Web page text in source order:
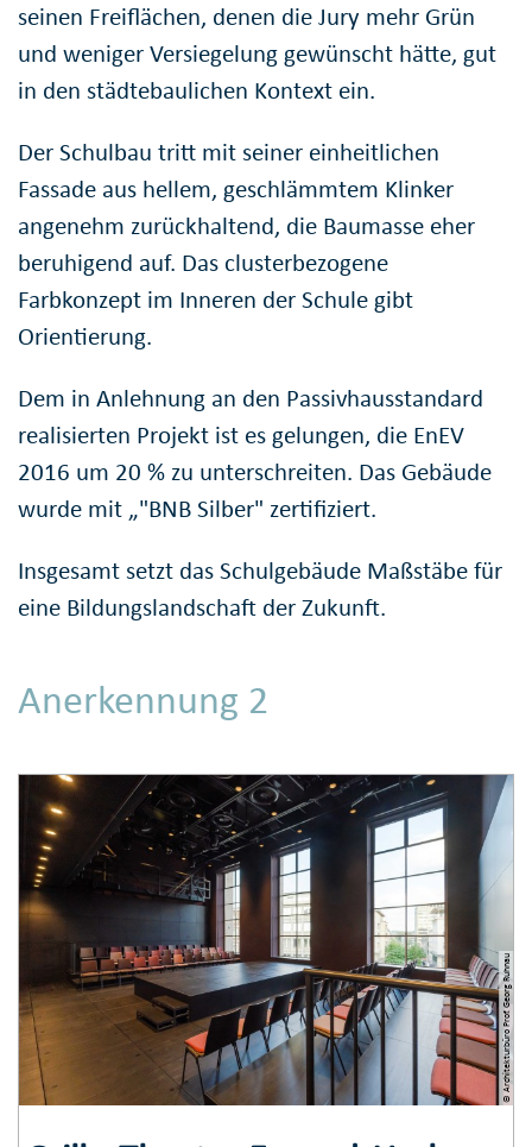
seinen Freiflächen, denen die Jury mehr Grün
und weniger Versiegelung gewünscht hätte, gut
in den städtebaulichen Kontext ein.
Der Schulbau tritt mit seiner einheitlichen
Fassade aus hellem, geschlämmtem Klinker
angenehm zurückhaltend, die Baumasse eher
beruhigend auf. Das clusterbezogene
Farbkonzept im Inneren der Schule gibt
Orientierung.
Dem in Anlehnung an den Passivhausstandard
realisierten Projekt ist es gelungen, die EnEV
2016 um 20 % zu unterschreiten. Das Gebäude
wurde mit „"BNB Silber" zertifiziert.
Insgesamt setzt das Schulgebäude Maßstäbe für
eine Bildungslandschaft der Zukunft.
Anerkennung 2
© Architekturbüro Prof. Georg Ruhnau